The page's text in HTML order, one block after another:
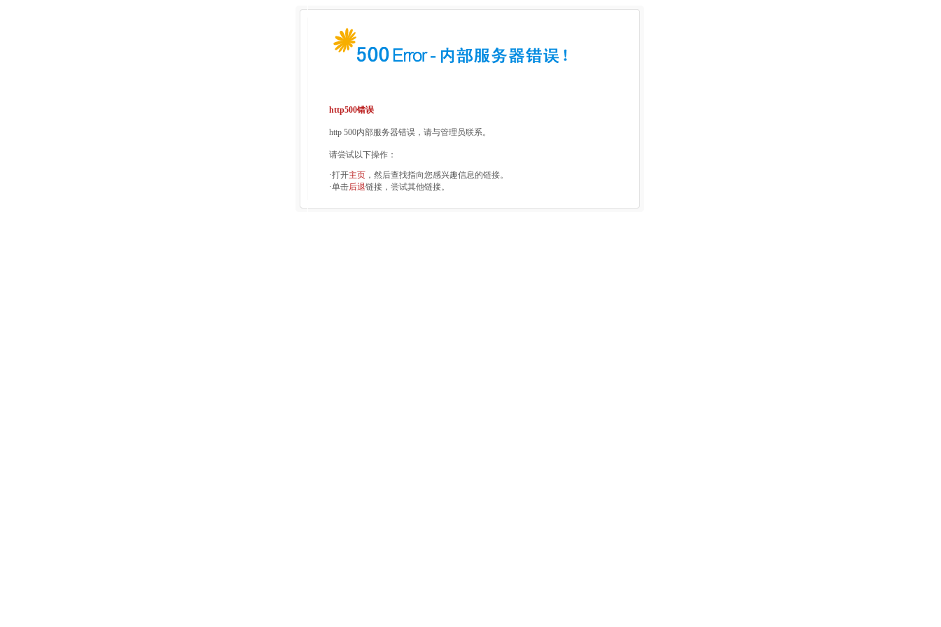
http500错误
http 500内部服务器错误，请与管理员联系。
请尝试以下操作：
·打开主页 ，然后查找指向您感兴趣信息的链接。
·单击后退链接，尝试其他链接。